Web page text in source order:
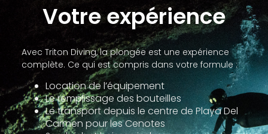
Votre expérience
Avec Triton Diving, la plongée est une expérience
complète. Ce qui est compris dans votre formule :
Location de l’équipement
Le remplissage des bouteilles
Le transport depuis le centre de Playa Del
Carmen pour les Cenotes